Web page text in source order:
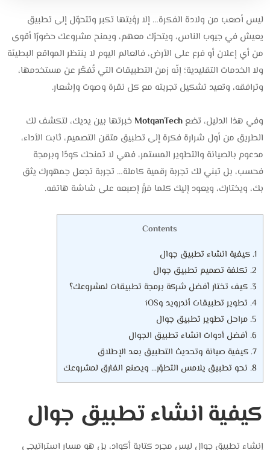
ليس أصعب من ولادة الفكرة… إلا رؤيتها تكبر وتتحوّل إلى تطبيق
يعيش في جيوب الناس، ويتحرّك معهم، ويمنح مشروعك حضورًا أقوى
من أي إعلان أو فرع على الأرض، فالعالم اليوم لا ينتظر المواقع البطيئة
ولا الخدمات التقليدية؛ إنّه زمن التطبيقات التي تُفكّر عن مستخدمها،
وترافقه، وتعيد تشكيل تجربته مع كل نقرة وصوت وإشعار.
وفي هذا الدليل، تضعMotqanTech خبرتها بين يديك، لتكشف لك
الطريق من أول شرارة فكرة إلى تطبيق متقن التصميم، ثابت الأداء،
مدعوم بالصيانة والتطوير المستمر، فهي لا تمنحك كودًا وبرمجة
فحسب، بل تبني لك تجربة رقمية كاملة… تجربة تجعل جمهورك يثق
بك، ويختارك، ويعود إليك كلما مَرَّر إصبعه على شاشة هاتفه.
Contents
1. كيفية انشاء تطبيق جوال
2. تكلفة تصميم تطبيق جوال
3. كيف تختار أفضل شركة برمجة تطبيقات لمشروعك؟
4. تطوير تطبيقات أندرويد وiOS
5. مراحل تطوير تطبيق جوال
6. أفضل أدوات انشاء تطبيق الجوال
7. ​كيفية صيانة وتحديث التطبيق بعد الإطلاق
8. نحو تطبيق يلامس التطوّر… ويصنع الفارق لمشروعك
كيفية انشاء تطبيق جوال
إنشاء تطبيق جوال ليس مجرد كتابة أكواد، بل هو مسار استراتيجي